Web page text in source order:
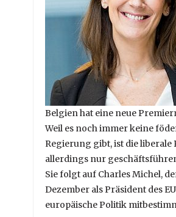
Belgien hat eine neue
Weil es noch immer keine
Regierung gibt, ist die
allerdings nur
Sie folgt auf Charles Michel,
Dezember als Präsident des
europäische Politik